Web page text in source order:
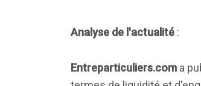
Analyse de l'actualité :
Entreparticuliers.com a